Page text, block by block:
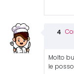
Molto
le